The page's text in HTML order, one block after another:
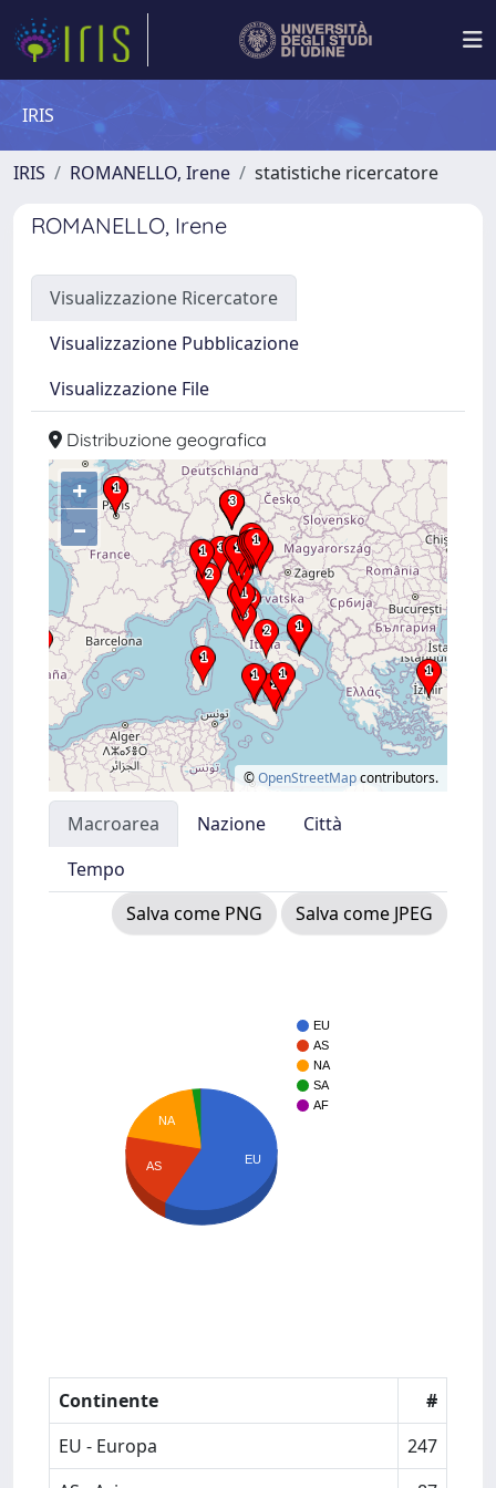
IRIS
IRIS ROMANELLO, Irene statistiche ricercatore
ROMANELLO, Irene
Visualizzazione Ricercatore
Visualizzazione Pubblicazione
Visualizzazione File
Distribuzione geografica
+
–
©OpenStreetMapcontributors.
Macroarea Nazione
Città
Tempo
Salva come PNG
Salva come JPEG
EU
AS
NA
SA
AF
NA
AS
EU
Continente
#
EU - Europa
247